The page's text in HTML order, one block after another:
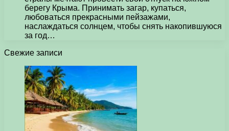
берегу Крыма. Принимать загар, купаться,
любоваться прекрасными пейзажами,
наслаждаться солнцем, чтобы снять накопившуюся
за год…
Свежие записи